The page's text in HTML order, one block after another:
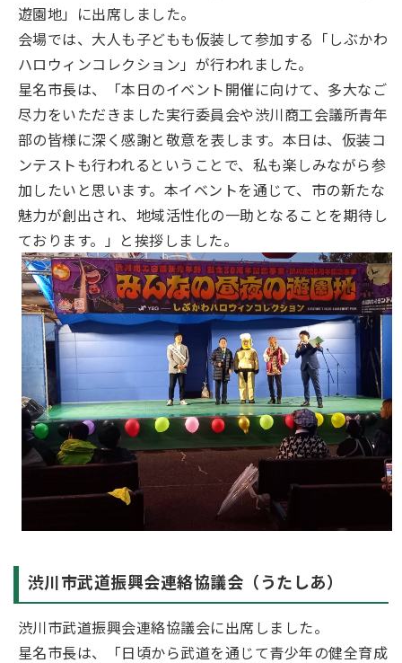
遊園地」に出席しました。
会場では、大人も子どもも仮装して参加する「しぶかわ
ハロウィンコレクション」が行われました。
星名市長は、「本日のイベント開催に向けて、多大なご
尽力をいただきました実行委員会や渋川商工会議所青年
部の皆様に深く感謝と敬意を表します。本日は、仮装コ
ンテストも行われるということで、私も楽しみながら参
加したいと思います。本イベントを通じて、市の新たな
魅力が創出され、地域活性化の一助となることを期待し
ております。」と挨拶しました。
渋川市武道振興会連絡協議会（うたしあ）
渋川市武道振興会連絡協議会に出席しました。
星名市長は、「日頃から武道を通じて青少年の健全育成